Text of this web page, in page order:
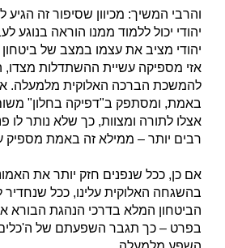
והרבי המשיך: מכיוון שסיפור זה הגיע
יהודי יכול ללמוד ממנו הוראה בנוגע
יהודי מציב את עצמו במצב של
אזי מספיקה עשיית ההשתדלות מצדו,
להמשכת הברכה האלוקית מלמעלה.
באמת, ומסתפק ב"דפיקה בחלון"
אצלו לתורה ומצוות, כך שלא נותר לו
רבים יותר – ממילא זה באמת מספיק
אם כן, ככל שנפנים חזק יותר את
בהשגחה האלוקית עלינו, ככל שנחדיר
הביטחון המלא בדרכי הנהגת הבורא
בפרט – כך תגבר השפעתם של